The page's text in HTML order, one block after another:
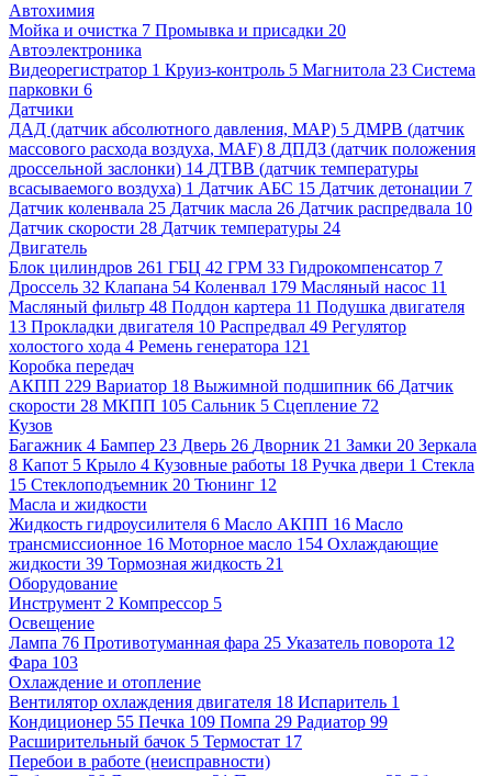
Автохимия
Мойка и очистка 7 Промывка и присадки 20
Автоэлектроника
Видеорегистратор 1 Круиз-контроль 5 Магнитола 23 Система
парковки 6
Датчики
ДАД (датчик абсолютного давления, MAP) 5 ДМРВ (датчик
массового расхода воздуха, MAF) 8 ДПДЗ (датчик положения
дроссельной заслонки) 14 ДТВВ (датчик температуры
всасываемого воздуха) 1 Датчик АБС 15 Датчик детонации 7
Датчик коленвала 25 Датчик масла 26 Датчик распредвала 10
Датчик скорости 28 Датчик температуры 24
Двигатель
Блок цилиндров 261 ГБЦ 42 ГРМ 33 Гидрокомпенсатор 7
Дроссель 32 Клапана 54 Коленвал 179 Масляный насос 11
Масляный фильтр 48 Поддон картера 11 Подушка двигателя
13 Прокладки двигателя 10 Распредвал 49 Регулятор
холостого хода 4 Ремень генератора 121
Коробка передач
АКПП 229 Вариатор 18 Выжимной подшипник 66 Датчик
скорости 28 МКПП 105 Сальник 5 Сцепление 72
Кузов
Багажник 4 Бампер 23 Дверь 26 Дворник 21 Замки 20 Зеркала
8 Капот 5 Крыло 4 Кузовные работы 18 Ручка двери 1 Стекла
15 Стеклоподъемник 20 Тюнинг 12
Масла и жидкости
Жидкость гидроусилителя 6 Масло АКПП 16 Масло
трансмиссионное 16 Моторное масло 154 Охлаждающие
жидкости 39 Тормозная жидкость 21
Оборудование
Инструмент 2 Компрессор 5
Освещение
Лампа 76 Противотуманная фара 25 Указатель поворота 12
Фара 103
Охлаждение и отопление
Вентилятор охлаждения двигателя 18 Испаритель 1
Кондиционер 55 Печка 109 Помпа 29 Радиатор 99
Расширительный бачок 5 Термостат 17
Перебои в работе (неисправности)